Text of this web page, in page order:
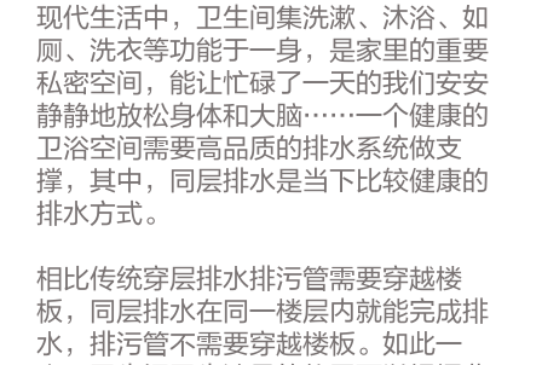
现代生活中，卫生间集洗漱、沐浴、如
厕、洗衣等功能于一身，是家里的重要
私密空间，能让忙碌了一天的我们安安
静静地放松身体和大脑……一个健康的
卫浴空间需要高品质的排水系统做支
撑，其中，同层排水是当下比较健康的
排水方式。
相比传统穿层排水排污管需要穿越楼
板，同层排水在同一楼层内就能完成排
水，排污管不需要穿越楼板。如此一